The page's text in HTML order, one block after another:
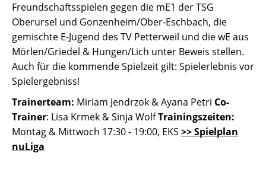
Freundschaftsspielen gegen die mE1 der TSG
Oberursel und Gonzenheim/Ober-Eschbach, die
gemischte E-Jugend des TV Petterweil und die wE aus
Mörlen/Griedel & Hungen/Lich unter Beweis stellen.
Auch für die kommende Spielzeit gilt: Spielerlebnis vor
Spielergebniss!
Trainerteam: Miriam Jendrzok & Ayana Petri Co-
Trainer: Lisa Krmek & Sinja WolfTrainingszeiten:
Montag & Mittwoch 17:30 - 19:00, EKS >> Spielplan
nuLiga